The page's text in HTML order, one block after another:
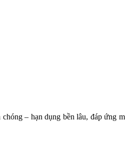
– hạn dụng bền lâu, đáp ứng